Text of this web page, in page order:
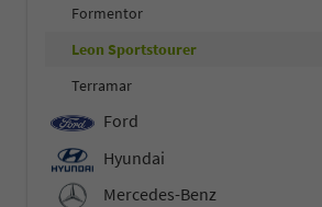
Formentor
Leon Sportstourer
Terramar
Ford
Hyundai
Mercedes-Benz